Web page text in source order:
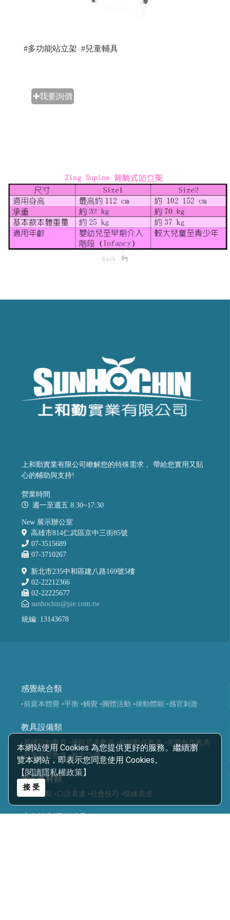
本網站使用 Cookies 為您提供更好的服務。繼續瀏
覽本網站，即表示您同意使用 Cookies。
【閱讀隱私權政策】
接 受
#多功能站立架 #兒童輔具
✚我要詢價
上和勤實業有限公司瞭解您的特殊需求， 帶給您實用又貼
心的輔助與支持!
營業時間
週一至週五 8:30~17:30
New 展示辦公室
高雄市814仁武區京中三街85號
07-3515689
07-3710267
新北市235中和區建八路169號5樓
02-22212366
02-22225677
sunhochin@pie.com.tw
統編: 13143678
感覺統合類
•前庭本體覺 •平衡 •觸覺 •團體活動 •律動體能 •感官刺激
教具設備類
•基礎認知教具 •邏輯思考教具 •精細動作教具 •美勞創作教具
•音樂智能教具 •教室設備
圖卡教材類
•生活認知 •口語表達 •社會技巧 •情緒表達